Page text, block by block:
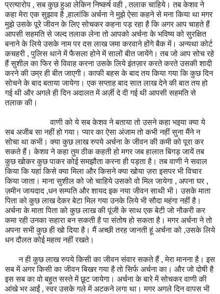
प्रत्यारोप , सब कुछ हुआ लेकिन निष्कर्ष वही , तलाक चाहिये। तब केशव ने
कहा मेरा एक सुझाव है ,हालांकि अर्चना ने मुझे ऐसा कहने से मना किया था मगर
मुझे उसके पूरे जीवन के लिए सोचकर कहना पड़ रहा है कि अगर आप चाहते हैं
आपसी सहमति से जल्द तलाक लेना तो आपको अर्चना के भविष्य को सुरक्षित
बनाने के लिये उसके नाम पर दस लाख जमा करवाने होंगे बैक में। अन्यथा कोर्ट
कचहरी , पुलिस थाने में फैसला होने में सालों बीत जायेंगे। तब जो आप सोच रहे
हैं सुशील का फिर से विवाह करना उसके लिये इंतज़ार करते करते उसकी शादी
करने की उम्र ही बीत जाएगी। काफी बहस के बाद तय किया गया कि कुछ दिन
सोचने के बाद बताया जायेगा। एक सप्ताह बाद सात लाख देने की बात तय हो
गई थी और अगले ही दिन अदालत में अर्ज़ी दे दी गई थी आपसी सहमति से
तलाक की।
वाणी को ये सब केशव ने बताया तो उसने कहा भइया क्या ये
सब अजीब सा नहीं हो गया। प्यार का ऐसा अंजाम तो कभी नहीं सुना मैंने न
सोचा था कभी। क्या कुछ लाख रुपये अर्चना के जीवन की कमी को पूरा कर
सकते हैं। केशव ने कहा तुम ठीक कहती हो मगर जब हालात बिगड़ जायें तब
कुछ खोकर कुछ पाकर कोई समझौता करना ही पड़ता है। तब वाणी ने सवाल
किया कि यहां किसे क्या मिला और किसने क्या खोया ज़रा इसपर भी विचार
किया जाता। माना सुशील को जो चाहिये उसको वो मिल जायेगा , अपना घर ,
ज़मीन जायदाद ,धन सम्पति और शायद इक नया जीवन साथी भी। उसके माता
पिता को कुछ लाख देकर बेटा मिल गया उनके लिये भी सौदा महंगा नहीं है।
अर्चना के माता पिता को कुछ लाख की पूंजी के साथ एक बेटी जो नौकरी कर
कमा रही उनका सहारा बन सकती है पा संतोष हो सकता है। मगर अर्चना ने तो
अपना सभी कुछ ही खो दिया है। मैं अच्छी तरह जानती हूं अर्चना को ,उसके लिये
धन दौलत कोई महत्व नहीं रखते।
न ही कुछ लाख रुपये किसी का जीवन संवार सकते हैं , मेरा मानना है। इस
सब में अगर किसी का जीवन बिखर गया है तो सिर्फ अर्चना का। और जो दोषी है
इस सब का वो बहुत सस्ते में छूट जायेगा। अर्चना के बारे में सोचकर वाणी की
आंखे भर आईं , स्वर उसके गले में अटकने लगा था। मगर अगले दिन वापस भी